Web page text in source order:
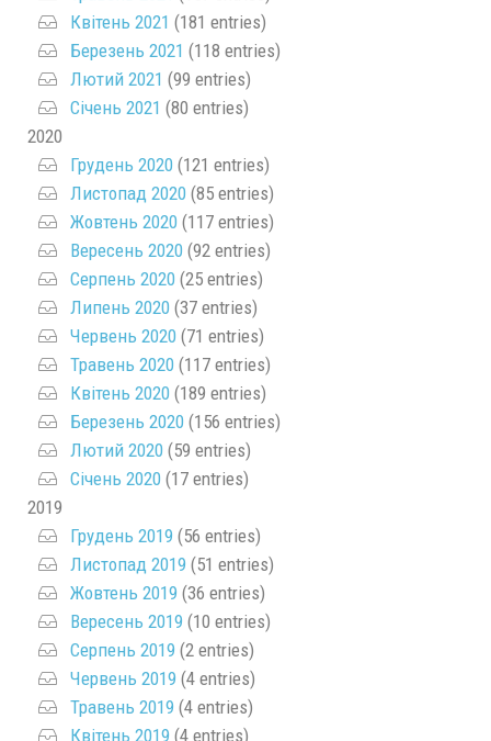
Квітень 2021 (181 entries)
Березень 2021 (118 entries)
Лютий 2021 (99 entries)
Січень 2021 (80 entries)
2020
Грудень 2020 (121 entries)
Листопад 2020 (85 entries)
Жовтень 2020 (117 entries)
Вересень 2020 (92 entries)
Серпень 2020 (25 entries)
Липень 2020 (37 entries)
Червень 2020 (71 entries)
Травень 2020 (117 entries)
Квітень 2020 (189 entries)
Березень 2020 (156 entries)
Лютий 2020 (59 entries)
Січень 2020 (17 entries)
2019
Грудень 2019 (56 entries)
Листопад 2019 (51 entries)
Жовтень 2019 (36 entries)
Вересень 2019 (10 entries)
Серпень 2019 (2 entries)
Червень 2019 (4 entries)
Травень 2019 (4 entries)
Квітень 2019 (4 entries)